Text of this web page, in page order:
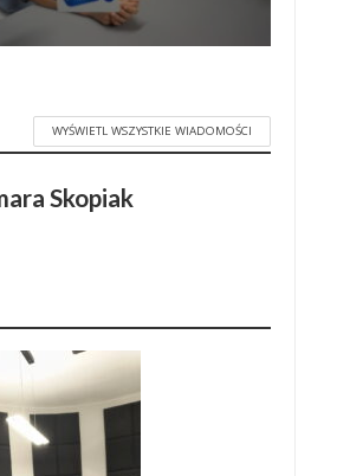
WYŚWIETL WSZYSTKIE WIADOMOŚCI
Skopiak